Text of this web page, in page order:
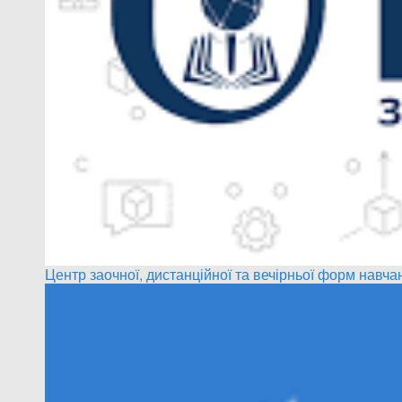
Центр заочної, дистанційної та вечірньої форм